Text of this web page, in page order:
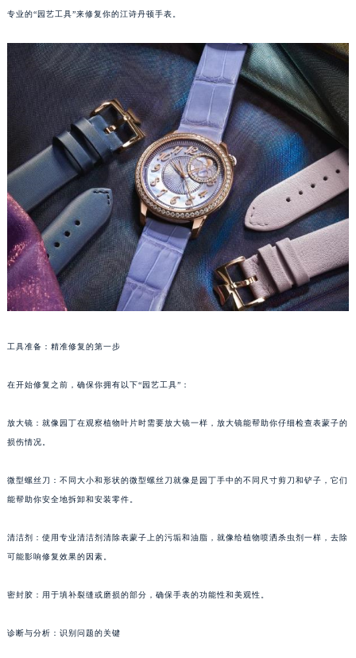
专业的“园艺工具”来修复你的江诗丹顿手表。
工具准备：精准修复的第一步
在开始修复之前，确保你拥有以下“园艺工具”：
放大镜：就像园丁在观察植物叶片时需要放大镜一样，放大镜能帮助你仔细检查表蒙子的
损伤情况。
微型螺丝刀：不同大小和形状的微型螺丝刀就像是园丁手中的不同尺寸剪刀和铲子，它们
能帮助你安全地拆卸和安装零件。
清洁剂：使用专业清洁剂清除表蒙子上的污垢和油脂，就像给植物喷洒杀虫剂一样，去除
可能影响修复效果的因素。
密封胶：用于填补裂缝或磨损的部分，确保手表的功能性和美观性。
诊断与分析：识别问题的关键